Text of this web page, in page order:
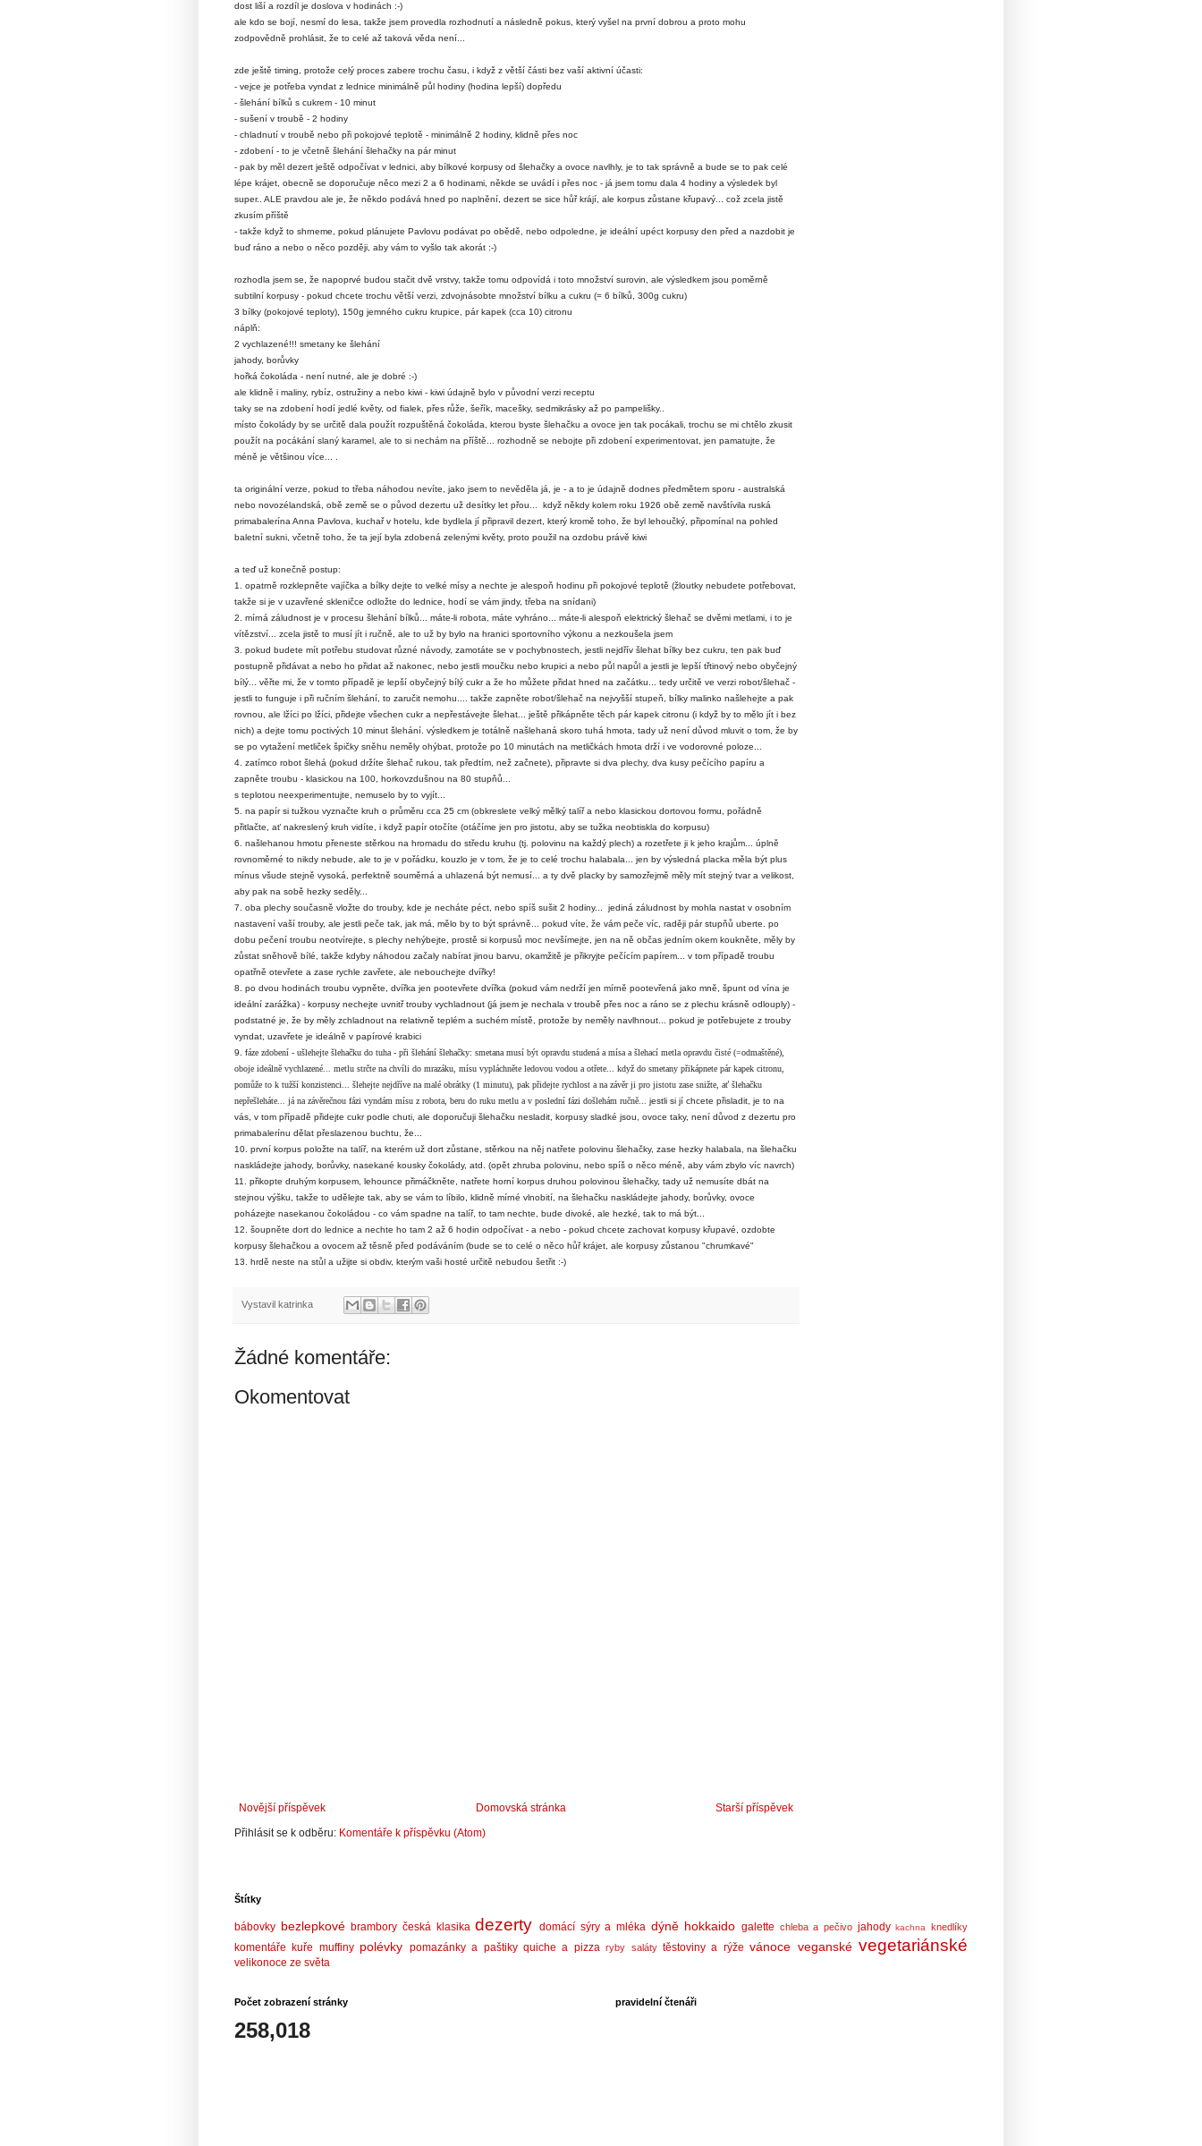
dost liší a rozdíl je doslova v hodinách :-)
ale kdo se bojí, nesmí do lesa, takže jsem provedla rozhodnutí a následně pokus, který vyšel na první dobrou a proto mohu
zodpovědně prohlásit, že to celé až taková věda není...
zde ještě timing, protože celý proces zabere trochu času, i když z větší části bez vaší aktivní účasti:
- vejce je potřeba vyndat z lednice minimálně půl hodiny (hodina lepší) dopředu
- šlehání bílků s cukrem - 10 minut
- sušení v troubě - 2 hodiny
- chladnutí v troubě nebo při pokojové teplotě - minimálně 2 hodiny, klidně přes noc
- zdobení - to je včetně šlehání šlehačky na pár minut
- pak by měl dezert ještě odpočívat v lednici, aby bílkové korpusy od šlehačky a ovoce navlhly, je to tak správně a bude se to pak celé
lépe krájet, obecně se doporučuje něco mezi 2 a 6 hodinami, někde se uvádí i přes noc - já jsem tomu dala 4 hodiny a výsledek byl
super.. ALE pravdou ale je, že někdo podává hned po naplnění, dezert se sice hůř krájí, ale korpus zůstane křupavý... což zcela jistě
zkusím příště
- takže když to shrneme, pokud plánujete Pavlovu podávat po obědě, nebo odpoledne, je ideální upéct korpusy den před a nazdobit je
buď ráno a nebo o něco později, aby vám to vyšlo tak akorát :-)
rozhodla jsem se, že napoprvé budou stačit dvě vrstvy, takže tomu odpovídá i toto množství surovin, ale výsledkem jsou poměrně
subtilní korpusy - pokud chcete trochu větší verzi, zdvojnásobte množství bílku a cukru (= 6 bílků, 300g cukru)
3 bílky (pokojové teploty), 150g jemného cukru krupice, pár kapek (cca 10) citronu
náplň:
2 vychlazené!!! smetany ke šlehání
jahody, borůvky
hořká čokoláda - není nutné, ale je dobré :-)
ale klidně i maliny, rybíz, ostružiny a nebo kiwi - kiwi údajně bylo v původní verzi receptu
taky se na zdobení hodí jedlé květy, od fialek, přes růže, šeřík, macešky, sedmikrásky až po pampelišky..
místo čokolády by se určitě dala použít rozpuštěná čokoláda, kterou byste šlehačku a ovoce jen tak pocákali, trochu se mi chtělo zkusit
použít na pocákání slaný karamel, ale to si nechám na příště... rozhodně se nebojte při zdobení experimentovat, jen pamatujte, že
méně je většinou více... .
ta originální verze, pokud to třeba náhodou nevíte, jako jsem to nevěděla já, je - a to je údajně dodnes předmětem sporu - australská
nebo novozélandská, obě země se o původ dezertu už desítky let přou... když někdy kolem roku 1926 obě země navštívila ruská
primabalerína Anna Pavlova, kuchař v hotelu, kde bydlela jí připravil dezert, který kromě toho, že byl lehoučký, připomínal na pohled
baletní sukni, včetně toho, že ta její byla zdobená zelenými květy, proto použil na ozdobu právě kiwi
a teď už konečně postup:
1. opatrně rozklepněte vajíčka a bílky dejte to velké mísy a nechte je alespoň hodinu při pokojové teplotě (žloutky nebudete potřebovat,
takže si je v uzavřené skleničce odložte do lednice, hodí se vám jindy, třeba na snídani)
2. mírná záludnost je v procesu šlehání bílků... máte-li robota, máte vyhráno... máte-li alespoň elektrický šlehač se dvěmi metlami, i to je
vítězství... zcela jistě to musí jít i ručně, ale to už by bylo na hranici sportovního výkonu a nezkoušela jsem
3. pokud budete mít potřebu studovat různé návody, zamotáte se v pochybnostech, jestli nejdřív šlehat bílky bez cukru, ten pak buď
postupně přidávat a nebo ho přidat až nakonec, nebo jestli moučku nebo krupici a nebo půl napůl a jestli je lepší třtinový nebo obyčejný
bílý... věřte mi, že v tomto případě je lepší obyčejný bílý cukr a že ho můžete přidat hned na začátku... tedy určitě ve verzi robot/šlehač -
jestli to funguje i při ručním šlehání, to zaručit nemohu.... takže zapněte robot/šlehač na nejvyšší stupeň, bílky malinko našlehejte a pak
rovnou, ale lžíci po lžíci, přidejte všechen cukr a nepřestávejte šlehat... ještě přikápněte těch pár kapek citronu (i když by to mělo jít i bez
nich) a dejte tomu poctivých 10 minut šlehání. výsledkem je totálně našlehaná skoro tuhá hmota, tady už není důvod mluvit o tom, že by
se po vytažení metliček špičky sněhu neměly ohýbat, protože po 10 minutách na metličkách hmota drží i ve vodorovné poloze...
4. zatímco robot šlehá (pokud držíte šlehač rukou, tak předtím, než začnete), připravte si dva plechy, dva kusy pečícího papíru a
zapněte troubu - klasickou na 100, horkovzdušnou na 80 stupňů...
s teplotou neexperimentujte, nemuselo by to vyjít...
5. na papír si tužkou vyznačte kruh o průměru cca 25 cm (obkreslete velký mělký talíř a nebo klasickou dortovou formu, pořádně
přitlačte, ať nakreslený kruh vidíte, i když papír otočíte (otáčíme jen pro jistotu, aby se tužka neobtiskla do korpusu)
6. našlehanou hmotu přeneste stěrkou na hromadu do středu kruhu (tj. polovinu na každý plech) a rozetřete ji k jeho krajům... úplně
rovnoměrné to nikdy nebude, ale to je v pořádku, kouzlo je v tom, že je to celé trochu halabala... jen by výsledná placka měla být plus
mínus všude stejně vysoká, perfektně souměrná a uhlazená být nemusí... a ty dvě placky by samozřejmě měly mít stejný tvar a velikost,
aby pak na sobě hezky seděly...
7. oba plechy současně vložte do trouby, kde je necháte péct, nebo spíš sušit 2 hodiny... jediná záludnost by mohla nastat v osobním
nastavení vaší trouby, ale jestli peče tak, jak má, mělo by to být správně... pokud víte, že vám peče víc, raději pár stupňů uberte. po
dobu pečení troubu neotvírejte, s plechy nehýbejte, prostě si korpusů moc nevšímejte, jen na ně občas jedním okem koukněte, měly by
zůstat sněhově bílé, takže kdyby náhodou začaly nabírat jinou barvu, okamžitě je přikryjte pečícím papírem... v tom případě troubu
opatřně otevřete a zase rychle zavřete, ale nebouchejte dvířky!
8. po dvou hodinách troubu vypněte, dvířka jen pootevřete dvířka (pokud vám nedrží jen mírně pootevřená jako mně, špunt od vína je
ideální zarážka) - korpusy nechejte uvnitř trouby vychladnout (já jsem je nechala v troubě přes noc a ráno se z plechu krásně odlouply) -
podstatné je, že by měly zchladnout na relativně teplém a suchém místě, protože by neměly navlhnout... pokud je potřebujete z trouby
vyndat, uzavřete je ideálně v papírové krabici
9. fáze zdobení - ušlehejte šlehačku do tuha - při šlehání šlehačky: smetana musí být opravdu studená a mísa a šlehací metla opravdu čisté (=odmaštěné),
oboje ideálně vychlazené... metlu strčte na chvíli do mrazáku, mísu vypláchněte ledovou vodou a otřete... když do smetany přikápnete pár kapek citronu,
pomůže to k tužší konzistenci... šlehejte nejdříve na malé obrátky (1 minutu), pak přidejte rychlost a na závěr ji pro jistotu zase snižte, ať šlehačku
nepřešleháte... já na závěrečnou fázi vyndám mísu z robota, beru do ruku metlu a v poslední fázi došlehám ručně...
jestli si jí chcete přisladit, je to na
vás, v tom případě přidejte cukr podle chuti, ale doporučuji šlehačku nesladit, korpusy sladké jsou, ovoce taky, není důvod z dezertu pro
primabalerínu dělat přeslazenou buchtu, že...
10. první korpus položte na talíř, na kterém už dort zůstane, stěrkou na něj natřete polovinu šlehačky, zase hezky halabala, na šlehačku
naskládejte jahody, borůvky, nasekané kousky čokolády, atd. (opět zhruba polovinu, nebo spíš o něco méně, aby vám zbylo víc navrch)
11. přikopte druhým korpusem, lehounce přimáčkněte, natřete horní korpus druhou polovinou šlehačky, tady už nemusíte dbát na
stejnou výšku, takže to udělejte tak, aby se vám to líbilo, klidně mírné vlnobití, na šlehačku naskládejte jahody, borůvky, ovoce
poházejte nasekanou čokoládou - co vám spadne na talíř, to tam nechte, bude divoké, ale hezké, tak to má být...
12. šoupněte dort do lednice a nechte ho tam 2 až 6 hodin odpočívat - a nebo - pokud chcete zachovat korpusy křupavé, ozdobte
korpusy šlehačkou a ovocem až těsně před podáváním (bude se to celé o něco hůř krájet, ale korpusy zůstanou "chrumkavé"
13. hrdě neste na stůl a užijte si obdiv, kterým vaši hosté určitě nebudou šetřit :-)
Vystavil katrinka
Žádné komentáře:
Okomentovat
Novější příspěvek Starší příspěvek
Domovská stránka
Přihlásit se k odběru: Komentáře k příspěvku (Atom)
Štítky
bábovky bezlepkové brambory česká klasika dezerty domácí sýry a mléka dýně hokkaido galette chleba a pečivo jahody kachna knedlíky
komentáře kuře muffiny polévky pomazánky a paštiky quiche a pizza ryby saláty těstoviny a rýže vánoce veganské vegetariánské
velikonoce ze světa
Počet zobrazení stránky
258,018
pravidelní čtenáři